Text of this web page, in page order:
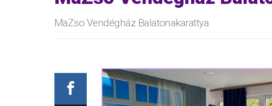
MaZso Vendégház Balatonakarattya